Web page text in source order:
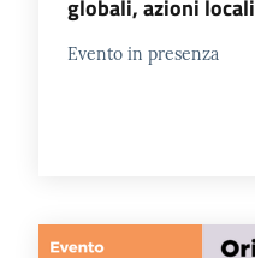
globali, azioni locali
Evento in presenza